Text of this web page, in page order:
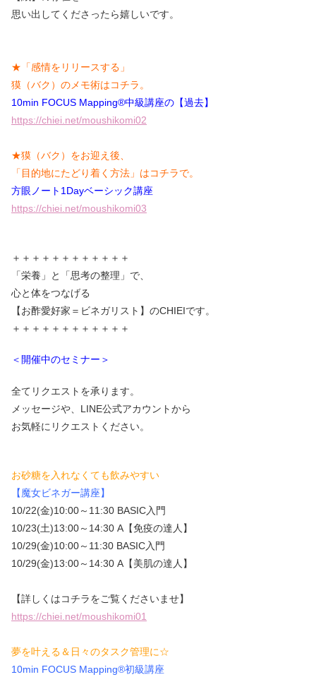
思い出してくださったら嬉しいです。
★「感情をリリースする」
獏（バク）のメモ術はコチラ。
10min FOCUS Mapping®中級講座の【過去】
https://chiei.net/moushikomi02
★獏（バク）をお迎え後、
「目的地にたどり着く方法」はコチラで。
方眼ノート1Dayベーシック講座
https://chiei.net/moushikomi03
＋＋＋＋＋＋＋＋＋＋＋＋
「栄養」と「思考の整理」で、
心と体をつなげる
【お酢愛好家＝ビネガリスト】のCHIEIです。
＋＋＋＋＋＋＋＋＋＋＋＋
＜開催中のセミナー＞
全てリクエストを承ります。
メッセージや、LINE公式アカウントから
お気軽にリクエストください。
お砂糖を入れなくても飲みやすい
【魔女ビネガー講座】
10/22(金)10:00～11:30 BASIC入門
10/23(土)13:00～14:30 A【免疫の達人】
10/29(金)10:00～11:30 BASIC入門
10/29(金)13:00～14:30 A【美肌の達人】
【詳しくはコチラをご覧くださいませ】
https://chiei.net/moushikomi01
夢を叶える＆日々のタスク管理に☆
10min FOCUS Mapping®初級講座